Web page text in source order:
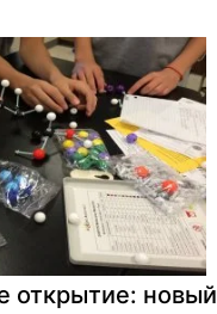
новый